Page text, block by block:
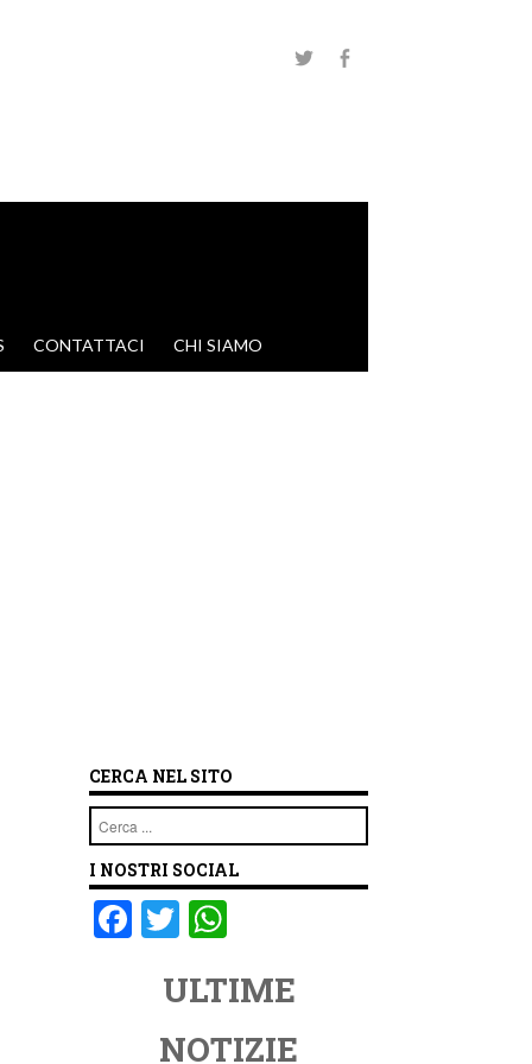
CONTATTACI CHI SIAMO
CERCA NEL SITO
Cerca
I NOSTRI SOCIAL
F T
tt
er
at
s
ULTIME
NOTIZIE